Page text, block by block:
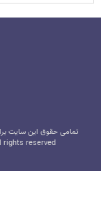
تمامی حقوق این سایت
rights reserved